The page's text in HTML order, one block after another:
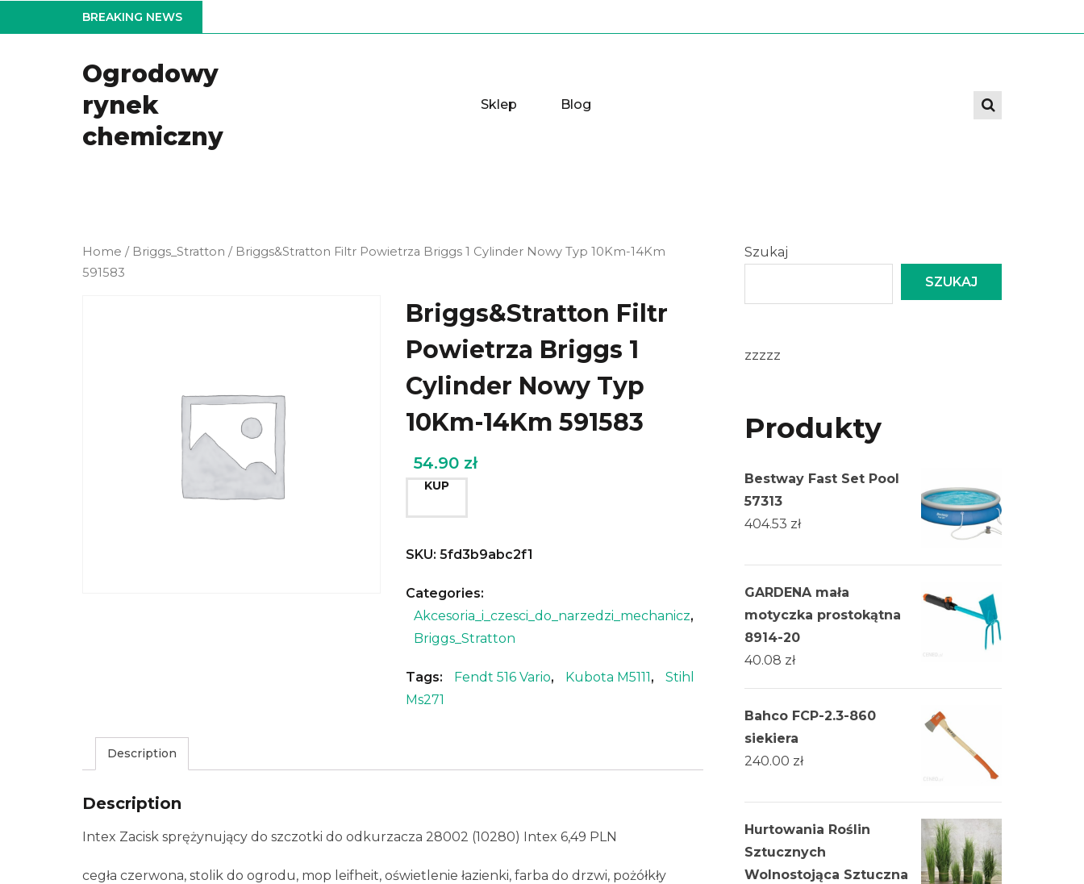
to
BREAKING NEWS
Ogrodowy
rynek
chemiczny
Sklep Blog
Home / Briggs_Stratton / Briggs&Stratton Filtr Powietrza Briggs 1 Cylinder Nowy Typ 10Km-14Km
591583
Briggs&Stratton Filtr
Powietrza Briggs 1
Cylinder Nowy Typ
10Km-14Km 591583
54.90 zł
KUP
SKU: 5fd3b9abc2f1
Categories:
Akcesoria_i_czesci_do_narzedzi_mechanicz,
Briggs_Stratton
Tags: Fendt 516 Vario, Kubota M5111,
Stihl
Ms271
Description
Description
Intex Zacisk sprężynujący do szczotki do odkurzacza 28002 (10280) Intex 6,49 PLN
cegła czerwona, stolik do ogrodu, mop leifheit, oświetlenie łazienki, farba do drzwi, pożółkły
Szukaj
SZUKAJ
zzzzz
Produkty
Bestway Fast Set Pool
57313
404.53 zł
GARDENA mała
motyczka prostokątna
8914-20
40.08 zł
Bahco FCP-2.3-860
siekiera
240.00 zł
Hurtowania Roślin
Sztucznych
Wolnostojąca Sztuczna